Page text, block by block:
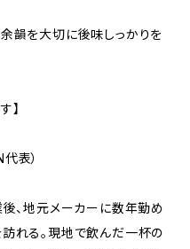
韻を大切に後味しっかりを
】
表）
、地元メーカーに数年勤め
れる。現地で飲んだ一杯の